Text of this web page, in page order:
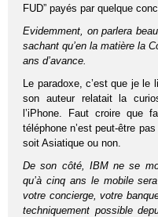
FUD” payés par quelque
Evidemment, on parlera
sachant qu’en la matière la
ans d’avance.
Le paradoxe, c’est que je
son auteur relatait la
l’iPhone. Faut croire que
téléphone n’est peut-être
soit Asiatique ou non.
De son côté, IBM ne se
qu’à cinq ans le mobile
votre concierge, votre
techniquement possible